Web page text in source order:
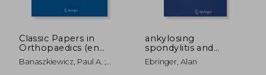
Classic Papers in
Orthopaedics (en
Inglés)
Banaszkiewicz, Paul A. ;
ankylosing
spondylitis and
klebsiella (en Inglés)
Ebringer, Alan